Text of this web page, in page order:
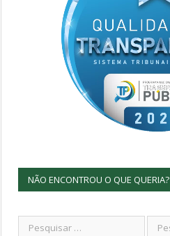
NÃO ENCONTROU O QUE QUERIA?